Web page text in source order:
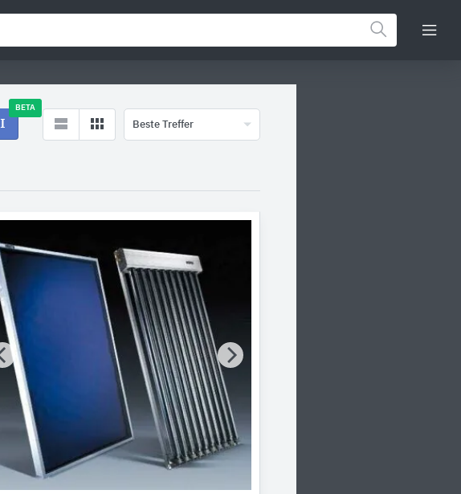
BETA
Beste Treffer